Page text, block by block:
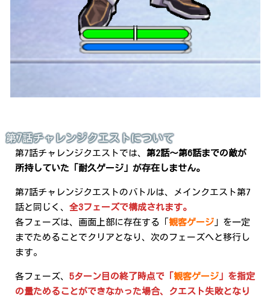
第7話チャレンジクエストについて
第7話チャレンジクエストでは、 第2話～第6話までの敵が
所持していた「耐久ゲージ」が存在しません。
第7話チャレンジクエストのバトルは、メインクエスト第7
話と同じく、 全3フェーズで構成されます。
各フェーズは、画面上部に存在する「 観客ゲージ 」を一定
までためることでクリアとなり、次のフェーズへと移行し
ます。
各フェーズ、 5ターン目の終了時点で「 観客ゲージ 」を指定
の量ためることができなかった場合、クエスト失敗となり